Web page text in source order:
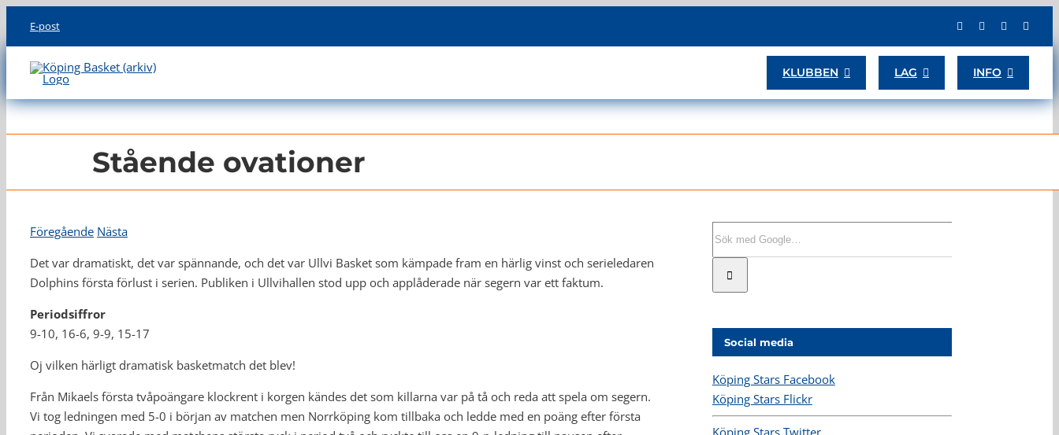
content
E-post
KLUBBEN LAG INFO
Stående ovationer
Föregående Nästa
Det var dramatiskt, det var spännande, och det var Ullvi Basket som kämpade fram en härlig vinst och serieledaren
Dolphins första förlust i serien. Publiken i Ullvihallen stod upp och applåderade när segern var ett faktum.
Periodsiffror
9-10, 16-6, 9-9, 15-17
Oj vilken härligt dramatisk basketmatch det blev!
Från Mikaels första tvåpoängare klockrent i korgen kändes det som killarna var på tå och reda att spela om segern.
Vi tog ledningen med 5-0 i början av matchen men Norrköping kom tillbaka och ledde med en poäng efter första
Social media
Köping Stars Facebook
Köping Stars Flickr